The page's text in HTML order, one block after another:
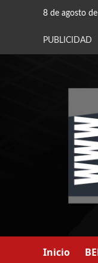
8 de agosto
PUBLICIDAD
Inicio